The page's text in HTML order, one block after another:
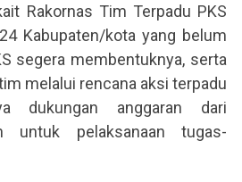
Rakornas Tim Terpadu PKS
Kabupaten/kota yang belum
segera membentuknya, serta
melalui rencana aksi terpadu
dukungan anggaran dari
untuk pelaksanaan tugas-